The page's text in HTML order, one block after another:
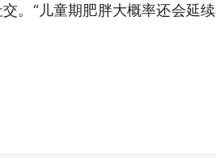
。“儿童期肥胖大概率还会延续